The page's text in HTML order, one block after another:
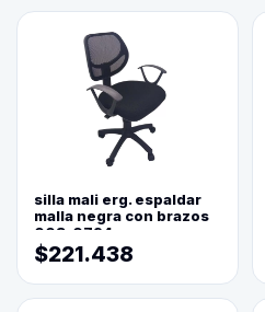
silla mali erg. espaldar
malla negra con brazos
003-0794
$221.438